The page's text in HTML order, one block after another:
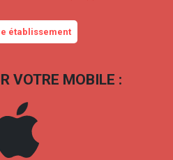
établissement
VOTRE MOBILE :